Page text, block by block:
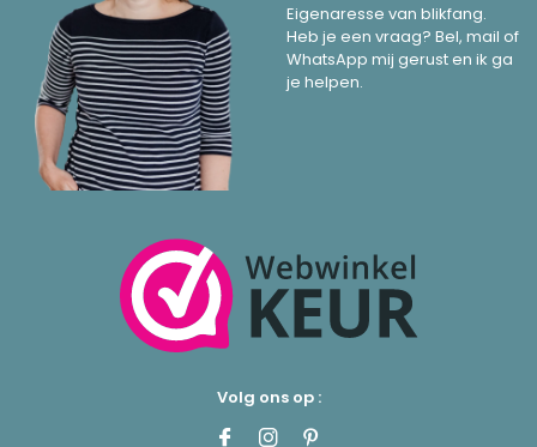
Eigenaresse van blikfang.
Heb je een vraag? Bel, mail of
WhatsApp mij gerust en ik ga
je helpen.
Volg ons op :